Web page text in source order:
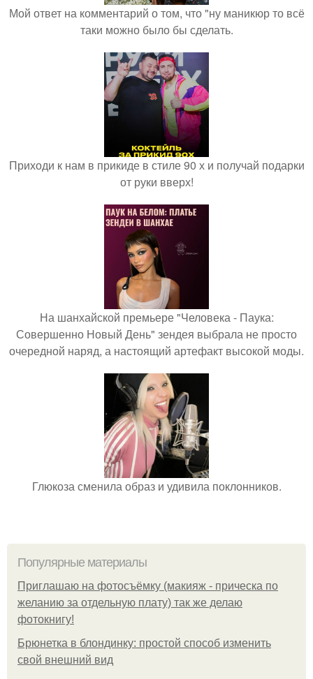
Мой ответ на комментарий о том, что "ну маникюр то всё
таки можно было бы сделать.
Приходи к нам в прикиде в стиле 90 х и получай подарки
от руки вверх!
На шанхайской премьере "Человека - Паука:
Совершенно Новый День" зендея выбрала не просто
очередной наряд, а настоящий артефакт высокой моды.
Глюкоза сменила образ и удивила поклонников.
Популярные материалы
Приглашаю на фотосъёмку (макияж - прическа по
желанию за отдельную плату) так же делаю
фотокнигу!
Брюнетка в блондинку: простой способ изменить
свой внешний вид